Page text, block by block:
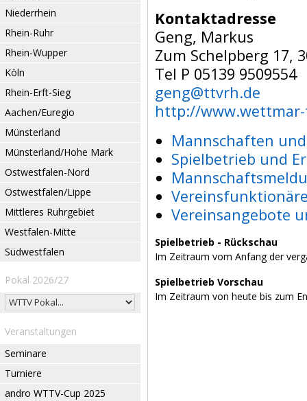
Niederrhein
Rhein-Ruhr
Rhein-Wupper
Köln
Rhein-Erft-Sieg
Aachen/Euregio
Münsterland
Münsterland/Hohe Mark
Ostwestfalen-Nord
Ostwestfalen/Lippe
Mittleres Ruhrgebiet
Westfalen-Mitte
Südwestfalen
Pokal 2026/27
Veranstaltungen
Seminare
Turniere
andro WTTV-Cup 2025
Kontaktadresse
Geng, Markus
Zum Schelpberg 17,
Tel P 05139 9509554
geng@ttvrh.de
http://
Mannschaften
Spielbetrieb und
Vereinsangebote
Spielbetrieb - Rückschau
Im Zeitraum vom Anfang der
Spielbetrieb Vorschau
Im Zeitraum von heute bis zum